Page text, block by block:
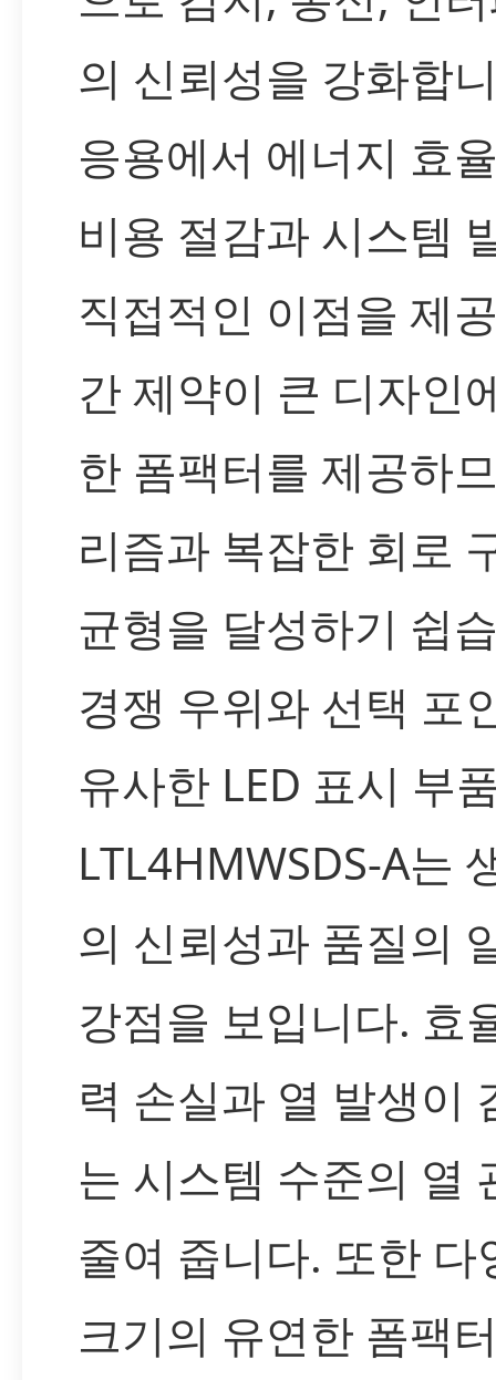
의 신뢰성을 강화합
응용에서 에너지 효
비용 절감과 시스템
직접적인 이점을 제
간 제약이 큰 디자인
한 폼팩터를 제공하
리즘과 복잡한 회로
균형을 달성하기 쉽
경쟁 우위와 선택 포
유사한 LED 표시 부
LTL4HMWSDS-A는
의 신뢰성과 품질의
강점을 보입니다. 효
력 손실과 열 발생이
는 시스템 수준의 열
줄여 줍니다. 또한 다
크기의 유연한 폼팩